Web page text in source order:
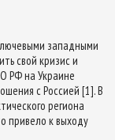
западными
свой кризис и
РФ на Украине
с Россией [1]. В
региона
привело к выходу